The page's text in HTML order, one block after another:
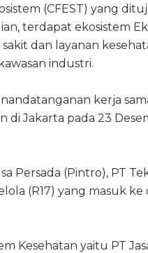
(CFEST) yang
terdapat ekosistem
dan layanan
industri.
kerja
di Jakarta pada 23
Persada (Pintro), PT
(R17) yang masuk ke
Kesehatan yaitu PT